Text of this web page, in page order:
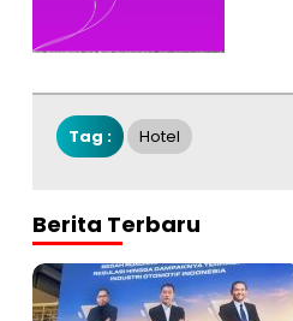
Tag : Hotel
Berita Terbaru